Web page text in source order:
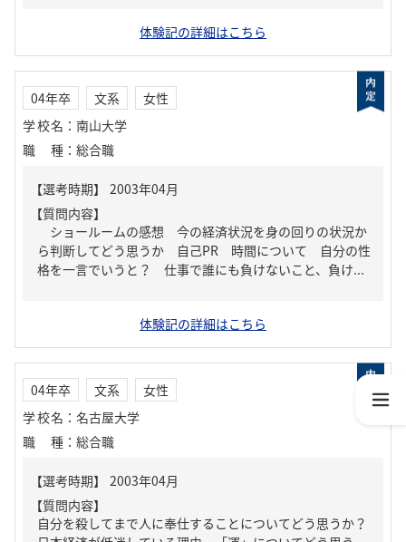
体験記の詳細はこちら
04年卒 文系
女性
学校名 ： 南山大学
職種 ： 総合職
【質問内容】
ショールームの感想 今の経済状況を身の回りの状況か
ら判断してどう思うか 自己PR 時間について 自分の性
格を一言でいうと？ 仕事で誰にも負けないこと、負け...
体験記の詳細はこちら
04年卒 文系
女性
学校名 ： 名古屋大学
職種 ： 総合職
【質問内容】
自分を殺してまで人に奉仕することについてどう思うか？